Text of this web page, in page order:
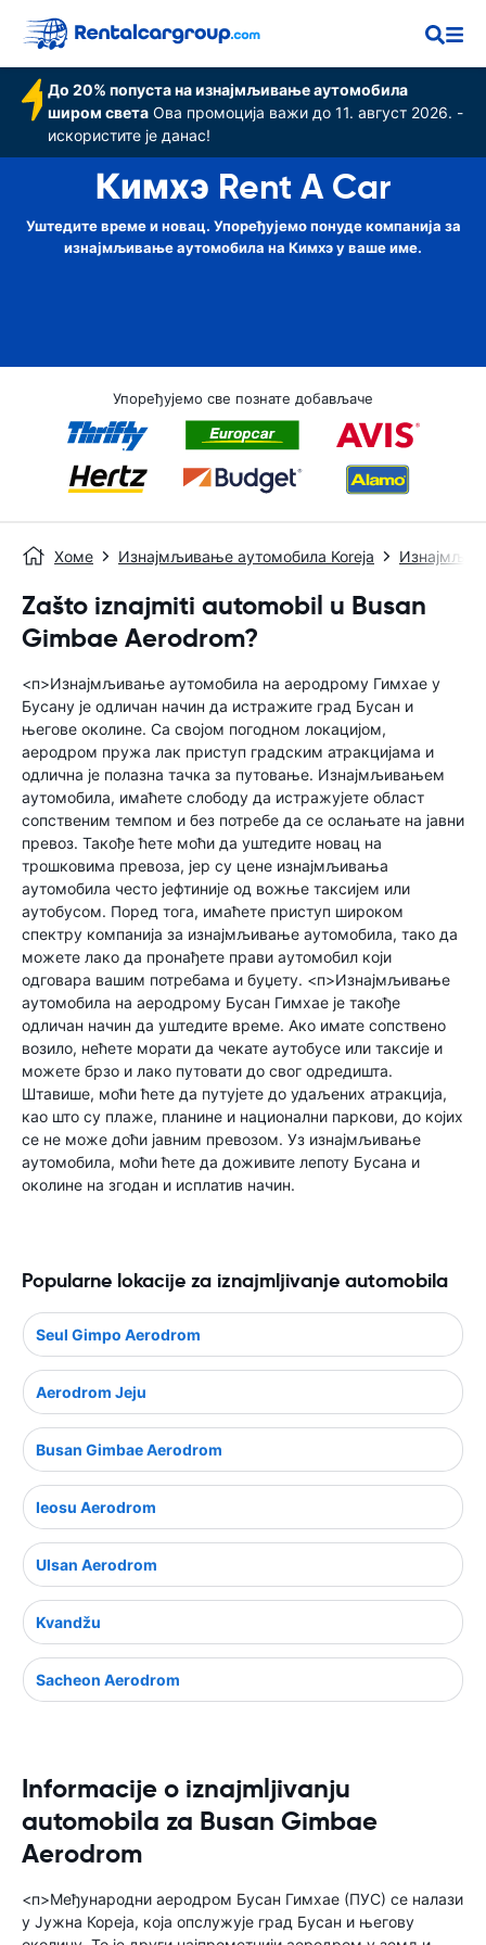
До 20% попуста на изнајмљивање аутомобила
широм света Ова промоција важи до 11. август 2026. -
искористите је данас!
Кимхэ Rent A Car
Уштедите време и новац. Упоређујемо понуде компанија за
изнајмљивање аутомобила на Кимхэ у ваше име.
Упоређујемо све познате добављаче
Хоме Изнајмљивање аутомобила Koreja
Zašto iznajmiti automobil u Busan
Gimbae Aerodrom?
<п>Изнајмљивање аутомобила на аеродрому Гимхае у
Бусану је одличан начин да истражите град Бусан и
његове околине. Са својом погодном локацијом,
аеродром пружа лак приступ градским атракцијама и
одлична је полазна тачка за путовање. Изнајмљивањем
аутомобила, имаћете слободу да истражујете област
сопственим темпом и без потребе да се ослањате на јавни
превоз. Такође ћете моћи да уштедите новац на
трошковима превоза, јер су цене изнајмљивања
аутомобила често јефтиније од вожње таксијем или
аутобусом. Поред тога, имаћете приступ широком
спектру компанија за изнајмљивање аутомобила, тако да
можете лако да пронађете прави аутомобил који
одговара вашим потребама и буџету. <п>Изнајмљивање
аутомобила на аеродрому Бусан Гимхае је такође
одличан начин да уштедите време. Ако имате сопствено
возило, нећете морати да чекате аутобусе или таксије и
можете брзо и лако путовати до свог одредишта.
Штавише, моћи ћете да путујете до удаљених атракција,
као што су плаже, планине и национални паркови, до којих
се не може доћи јавним превозом. Уз изнајмљивање
аутомобила, моћи ћете да доживите лепоту Бусана и
околине на згодан и исплатив начин.
Popularne lokacije za iznajmljivanje automobila
Seul Gimpo Aerodrom
Aerodrom Jeju
Busan Gimbae Aerodrom
Ieosu Aerodrom
Ulsan Aerodrom
Kvandžu
Sacheon Aerodrom
Informacije o iznajmljivanju
automobila za Busan Gimbae
Aerodrom
<п>Међународни аеродром Бусан Гимхае (ПУС) се налази
у Јужна Кореја, која опслужује град Бусан и његову